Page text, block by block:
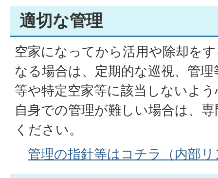
適切な管理
空家になってから活用や除却を
なる場合は、定期的な巡視、管
等や特定空家等に該当しないよ
自身での管理が難しい場合は、
ください。
管理の指針等はコチラ（内部